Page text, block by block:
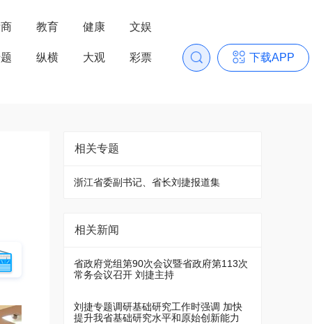
教育 健康 文娱
纵横 大观 彩票 下载APP
相关专题
浙江省委副书记、省长刘捷报道集
相关新闻
省政府党组第90次会议暨省政府第113次
常务会议召开 刘捷主持
刘捷专题调研基础研究工作时强调 加快
提升我省基础研究水平和原始创新能力